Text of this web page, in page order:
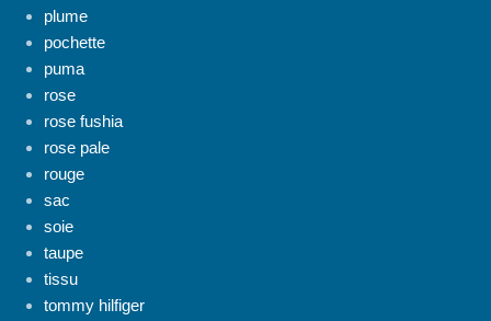
plume
pochette
puma
rose
rose fushia
rose pale
rouge
sac
soie
taupe
tissu
tommy hilfiger